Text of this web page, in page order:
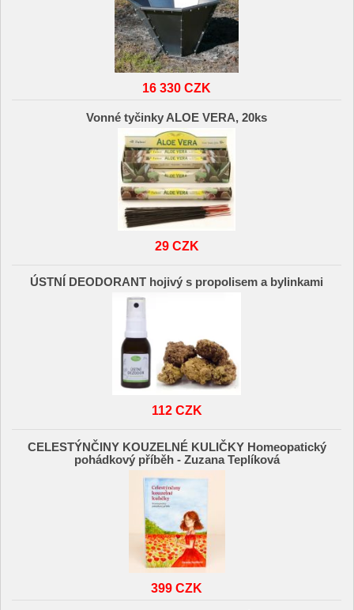
16 330 CZK
Vonné tyčinky ALOE VERA, 20ks
29 CZK
ÚSTNÍ DEODORANT hojivý s propolisem a bylinkami
112 CZK
CELESTÝNČINY KOUZELNÉ KULIČKY Homeopatický
pohádkový příběh - Zuzana Teplíková
399 CZK